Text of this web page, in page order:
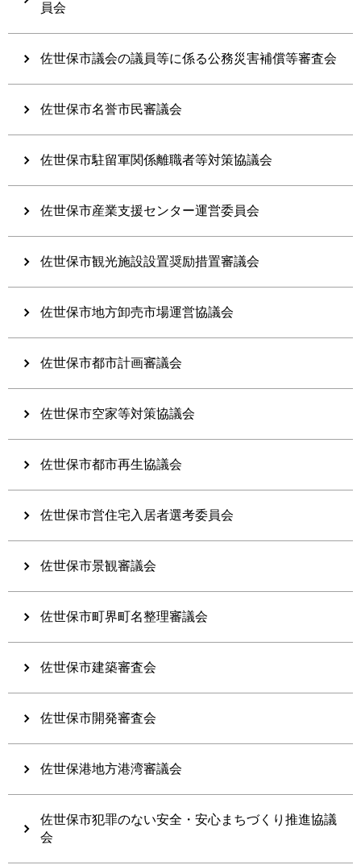
員会
佐世保市議会の議員等に係る公務災害補償等審査会
佐世保市名誉市民審議会
佐世保市駐留軍関係離職者等対策協議会
佐世保市産業支援センター運営委員会
佐世保市観光施設設置奨励措置審議会
佐世保市地方卸売市場運営協議会
佐世保市都市計画審議会
佐世保市空家等対策協議会
佐世保市都市再生協議会
佐世保市営住宅入居者選考委員会
佐世保市景観審議会
佐世保市町界町名整理審議会
佐世保市建築審査会
佐世保市開発審査会
佐世保港地方港湾審議会
佐世保市犯罪のない安全・安心まちづくり推進協議
会